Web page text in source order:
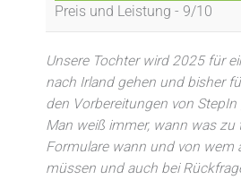
Preis und Leistung - 9/10
Unsere Tochter wird 2025 für
nach Irland gehen und bisher
den Vorbereitungen von
Man weiß immer, wann was zu
Formulare wann und von wem
müssen und auch bei